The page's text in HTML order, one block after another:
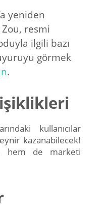
yeniden
Zou, resmi
ilgili bazı
görmek
.
kullanıcılar
kazanabilecek!
hem de marketi